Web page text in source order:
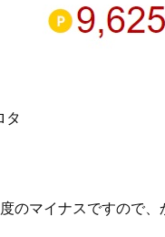
タ
のマイナスですので、